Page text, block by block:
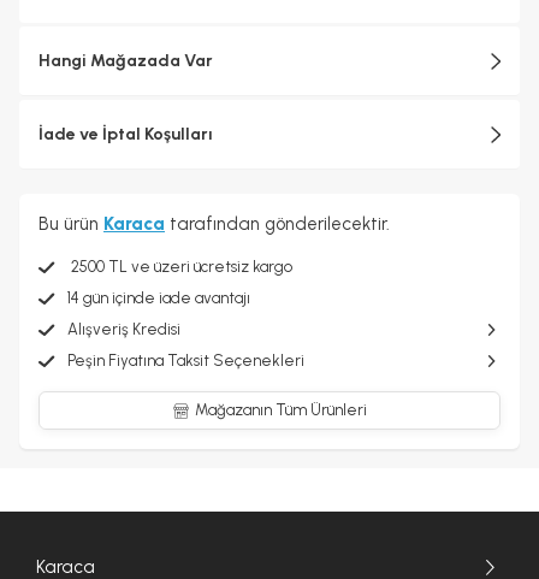
Hangi Mağazada Var
İade ve İptal Koşulları
Bu ürün Karaca tarafından gönderilecektir.
2500 TL ve üzeri ücretsiz kargo
14 gün içinde iade avantajı
Alışveriş Kredisi
Peşin Fiyatına Taksit Seçenekleri
Mağazanın Tüm Ürünleri
Karaca